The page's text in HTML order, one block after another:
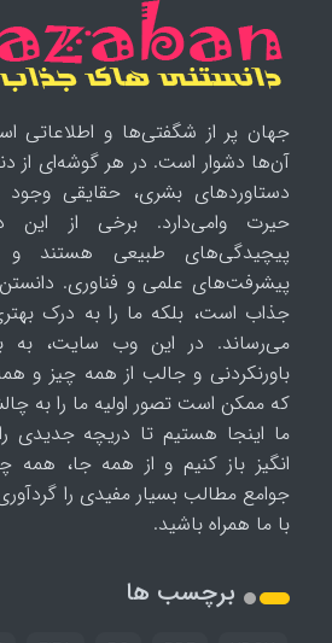
جهان پر از شگفتی‌ها و اطلاعاتی
آن‌ها دشوار است. در هر گوشه‌ای از
دستاوردهای بشری، حقایقی وجود
حیرت وامی‌دارد. برخی از این
پیچیدگی‌های طبیعی هستند و
پیشرفت‌های علمی و فناوری. دانستن
جذاب است، بلکه ما را به درک
می‌رساند. در این وب سایت، به
باورنکردنی و جالب از همه چیز و
که ممکن است تصور اولیه ما را به
ما اینجا هستیم تا دریچه جدیدی
انگیز باز کنیم و از همه جا، همه
جوامع مطالب بسیار مفیدی را
با ما همراه باشید.
برچسب ها